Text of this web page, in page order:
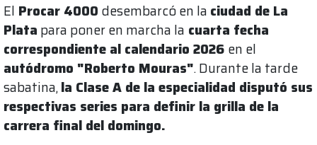
El Procar 4000 desembarcó en la ciudad de La
Plata para poner en marcha la cuarta fecha
correspondiente al calendario 2026 en el
autódromo "Roberto Mouras". Durante la tarde
sabatina,la Clase A de la especialidad disputó sus
respectivas series para definir la grilla de la
carrera final del domingo.